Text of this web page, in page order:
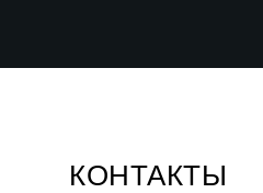
КОНТАКТЫ